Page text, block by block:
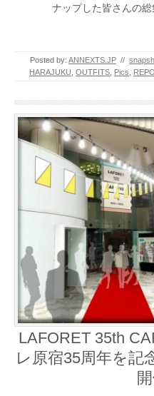
ナップした皆さん
Posted by: ANNEXTS.JP //
HARAJUKU, OUTFITS, Pics,
LAFORET 35th
レ原宿35周年を記